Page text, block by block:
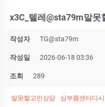
x3C_텔레@sta79m말
작성자 TG@sta79m
작성일 2026-06-18 03:36
조회 289
말못할고민상담 심부름센터디시